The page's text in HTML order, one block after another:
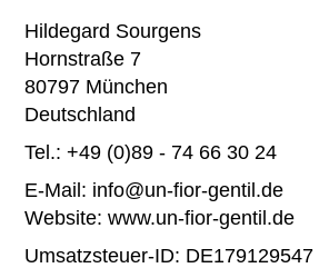
Hildegard Sourgens
Hornstraße 7
80797 München
Deutschland
Tel.: +49 (0)89 - 74 66 30 24
E-Mail: info@un-fior-gentil.de
Website:www.un-fior-gentil.de
Umsatzsteuer-ID: DE179129547